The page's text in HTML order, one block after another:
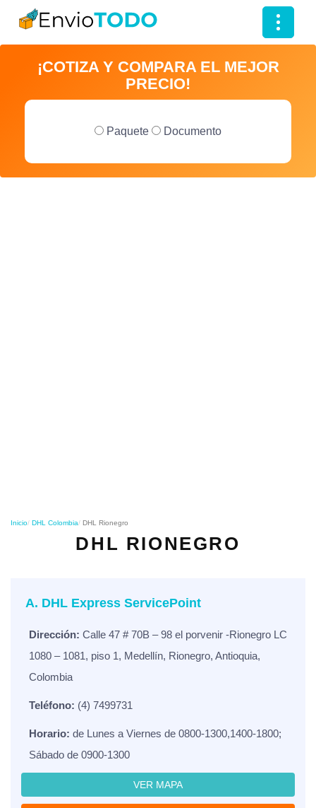
T
o
g
¡COTIZA Y COMPARA EL MEJOR
PRECIO!
Paquete Documento
Inicio DHL Colombia DHL Rionegro
DHL RIONEGRO
A. DHL Express ServicePoint
Dirección: Calle 47 # 70B – 98 el porvenir -Rionegro LC
1080 – 1081, piso 1, Medellín, Rionegro, Antioquia,
Colombia
Teléfono: (4) 7499731
Horario: de Lunes a Viernes de 0800-1300,1400-1800;
Sábado de 0900-1300
VER MAPA